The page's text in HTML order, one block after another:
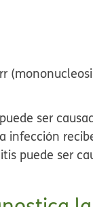
ser
infección
puede ser